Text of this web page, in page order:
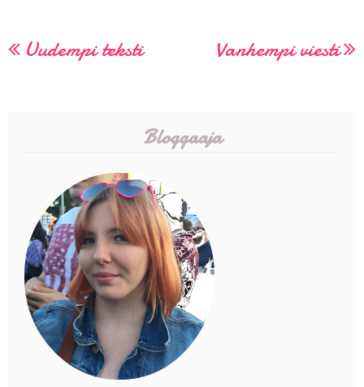
Uudempi teksti Vanhempi viesti
Bloggaaja